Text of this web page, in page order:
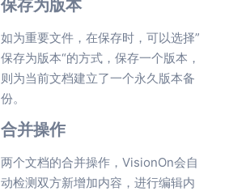
保存为版本
如为重要文件，在保存时，可以选择”
保存为版本“的方式，保存一个版本，
则为当前文档建立了一个永久版本备
份。
合并操作
两个文档的合并操作，VisionOn会自
动检测双方新增加内容，进行编辑内